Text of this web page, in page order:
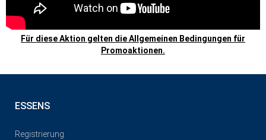
Für diese Aktion gelten die Allgemeinen Bedingungen für
Promoaktionen.
ESSENS
Registrierung